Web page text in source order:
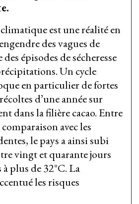
est une réalité en
des vagues de
épisodes de sécheresse
Un cycle
en particulier de fortes
d’une année sur
dans la filière cacao. Entre
avec les
le pays a ainsi subi
vingt et quarante jours
plus de 32°C. La
les risques